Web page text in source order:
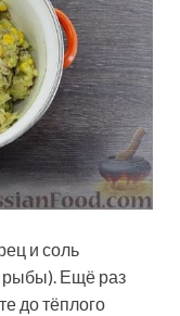
и соль
рыбы). Ещё раз
до тёплого